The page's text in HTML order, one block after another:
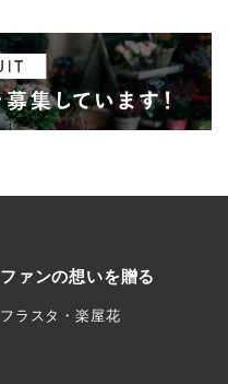
ファンの想いを贈る
フラスタ・楽屋花